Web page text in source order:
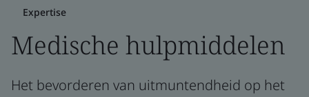
Expertise
Medische hulpmiddelen
Het bevorderen van uitmuntendheid op het